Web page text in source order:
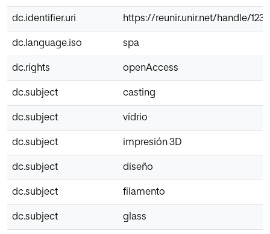
dc.identifier.uri https://reunir.unir.net/handle/
dc.language.iso spa
dc.rights openAccess
dc.subject casting
dc.subject vidrio
dc.subject impresión 3D
dc.subject diseño
dc.subject filamento
dc.subject glass